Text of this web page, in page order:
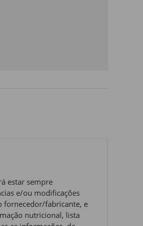
estar sempre
e/ou modificações
fornecedor/fabricante, e
nutricional, lista